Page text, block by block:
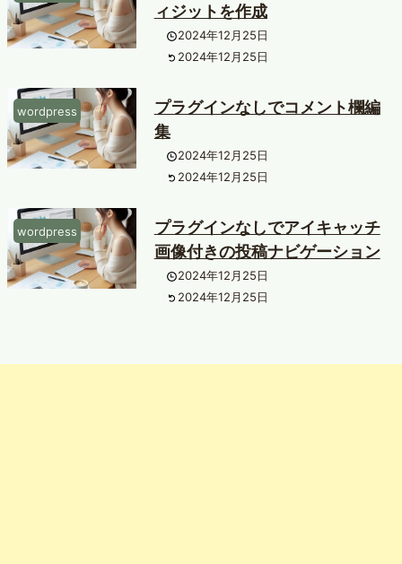
ィジットを作成
2024年12月25日
2024年12月25日
wordpress
プラグインなしでコメント欄編
集
2024年12月25日
2024年12月25日
wordpress
プラグインなしでアイキャッチ
画像付きの投稿ナビゲーション
2024年12月25日
2024年12月25日